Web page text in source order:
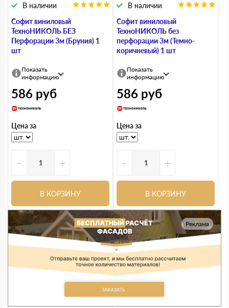
Софит виниловый
ТехноНИКОЛЬ БЕЗ
Перфорации 3м (Бруния) 1
шт
В наличии
Показать
информацию
586 руб
Цена за
- +
В КОРЗИНУ
Софит виниловый
ТехноНИКОЛЬ без
перфорации 3м (Темно-
коричневый) 1 шт
В наличии
Показать
информацию
586 руб
Цена за
- +
В КОРЗИНУ
Реклама